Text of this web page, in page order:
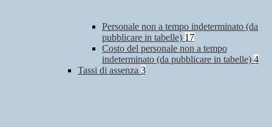
Personale non a tempo indeterminato (da
pubblicare in tabelle) 17
Costo del personale non a tempo
indeterminato (da pubblicare in tabelle) 4
Tassi di assenza 3